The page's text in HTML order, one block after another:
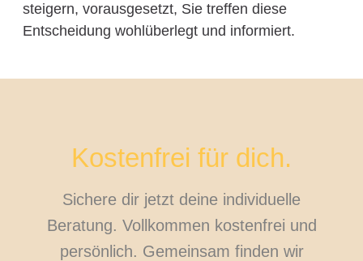
steigern, vorausgesetzt, Sie treffen diese
Entscheidung wohlüberlegt und informiert.
Kostenfrei für dich.
Sichere dir jetzt deine individuelle
Beratung. Vollkommen kostenfrei und
persönlich. Gemeinsam finden wir